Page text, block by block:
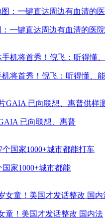
一键直达周边有血清的医院
将首秀！倪飞：听得懂、能
已向联想、惠普
家1000+城市都能
童！美国才发话整改 国内法